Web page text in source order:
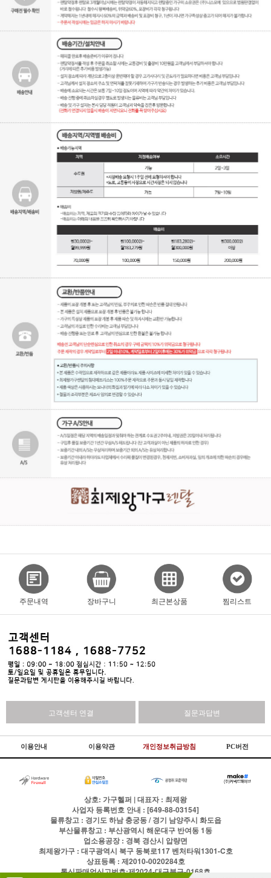
주문내역 장바구니 최근본상품 찜리스트
고객센터 연결 질문과답변
이용안내 이용약관 개인정보취급방침 PC버전
상호: 가구헬퍼 | 대표자 : 최제왕
사업자 등록번호 안내 : [649-88-03154]
물류창고 : 경기도 하남 충궁동 / 경기 남양주시 화도읍
부산물류창고 : 부산광역시 해운대구 반여동 1동
업소용공장 : 경북 경산시 압량면
최제왕가구 : 대구광역시 북구 동북로117 벤처타워1301-C호
상표등록 : 제2010-0020284호
통신판매업신고번호:제2024-대구북구-0168호